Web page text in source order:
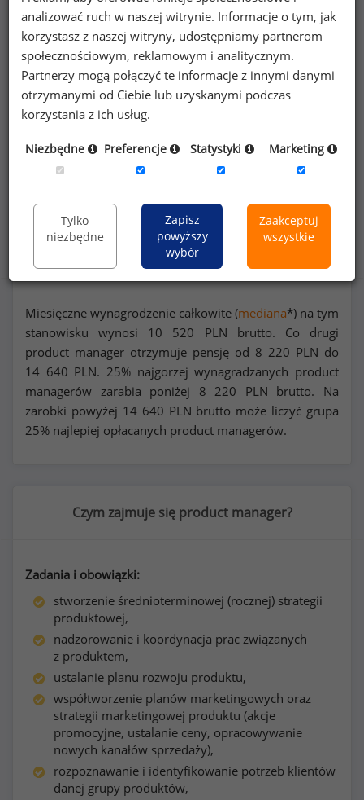
wynagrodzeniachproduct managerówlub na
innych stanowiskach?
Dowiedz się więcej
Rozkład zarobków na stanowisku product manager
specjalista
Miesięczne wynagrodzenie całkowite (mediana*) na tym
stanowisku wynosi 10 520 PLN brutto. Co drugi
product manager otrzymuje pensję od 8 220 PLN do
14 640 PLN. 25% najgorzej wynagradzanych product
managerów zarabia poniżej 8 220 PLN brutto. Na
zarobki powyżej 14 640 PLN brutto może liczyć grupa
25% najlepiej opłacanych product managerów.
Czym zajmuje się product manager?
Zadania i obowiązki:
stworzenie średnioterminowej (rocznej) strategii
produktowej,
nadzorowanie i koordynacja prac związanych
z produktem,
ustalanie planu rozwoju produktu,
współtworzenie planów marketingowych oraz
strategii marketingowej produktu (akcje
promocyjne, ustalanie ceny, opracowywanie
nowych kanałów sprzedaży),
rozpoznawanie i identyfikowanie potrzeb klientów
danej grupy produktów,
analizować ruch w naszej witrynie. Informacje o tym, jak
korzystasz z naszej witryny, udostępniamy partnerom
społecznościowym, reklamowym i analitycznym.
Partnerzy mogą połączyć te informacje z innymi danymi
otrzymanymi od Ciebie lub uzyskanymi podczas
korzystania z ich usług.
Niezbędne Preferencje Statystyki Marketing
Tylko
niezbędne
Zapisz
powyższy
wybór
Zaakceptuj
wszystkie